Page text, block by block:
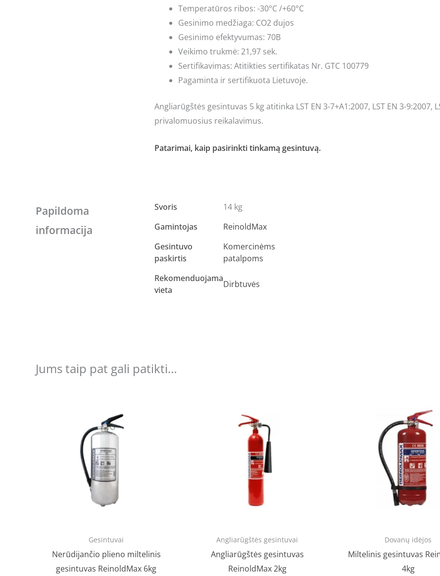
Temperatūros ribos: -30°C /+60°C
Gesinimo medžiaga: CO2 dujos
Gesinimo efektyvumas: 70B
Veikimo trukmė: 21,97 sek.
Sertifikavimas: Atitikties sertifikatas Nr. GTC 100779
Pagaminta ir sertifikuota Lietuvoje.
Angliarūgštės gesintuvas 5 kg atitinka LST EN 3-7+A1:2007, LST EN 3-9:2007,
privalomuosius reikalavimus.
Patarimai, kaip pasirinkti tinkamą gesintuvą.
Papildoma
informacija
Svoris
14 kg
Gamintojas
ReinoldMax
Gesintuvo
paskirtis
Komercinėms
patalpoms
Rekomenduojama
vieta
Dirbtuvės
Jums taip pat gali patikti…
Gesintuvai
Nerūdijančio plieno miltelinis
gesintuvas ReinoldMax 6kg
Angliarūgštės gesintuvai
Angliarūgštės gesintuvas
ReinoldMax 2kg
Dovanų idėjos
Miltelinis gesintuvas
4kg
was:
€34.00.
is: